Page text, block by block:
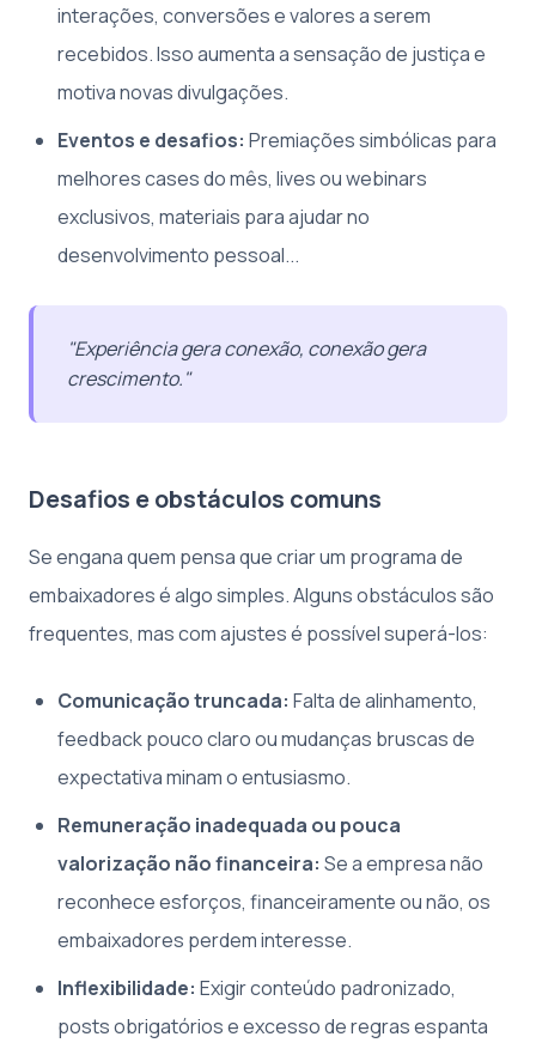
interações, conversões e valores a serem
recebidos. Isso aumenta a sensação de justiça e
motiva novas divulgações.
Eventos e desafios: Premiações simbólicas para
melhores cases do mês, lives ou webinars
exclusivos, materiais para ajudar no
desenvolvimento pessoal...
"Experiência gera conexão, conexão gera
crescimento."
Desafios e obstáculos comuns
Se engana quem pensa que criar um programa de
embaixadores é algo simples. Alguns obstáculos são
frequentes, mas com ajustes é possível superá-los:
Comunicação truncada: Falta de alinhamento,
feedback pouco claro ou mudanças bruscas de
expectativa minam o entusiasmo.
Remuneração inadequada ou pouca
valorização não financeira: Se a empresa não
reconhece esforços, financeiramente ou não, os
embaixadores perdem interesse.
Inflexibilidade: Exigir conteúdo padronizado,
posts obrigatórios e excesso de regras espanta